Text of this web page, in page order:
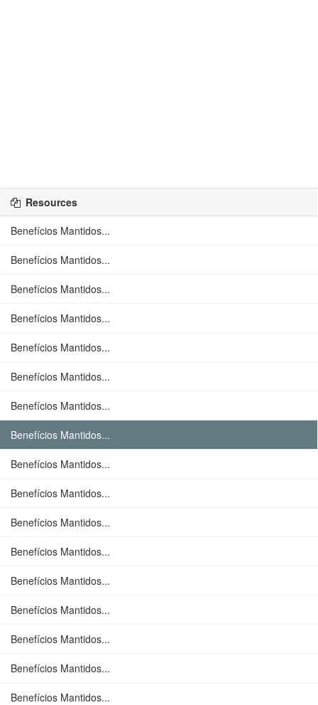
Resources
Benefícios Mantidos...
Benefícios Mantidos...
Benefícios Mantidos...
Benefícios Mantidos...
Benefícios Mantidos...
Benefícios Mantidos...
Benefícios Mantidos...
Benefícios Mantidos...
Benefícios Mantidos...
Benefícios Mantidos...
Benefícios Mantidos...
Benefícios Mantidos...
Benefícios Mantidos...
Benefícios Mantidos...
Benefícios Mantidos...
Benefícios Mantidos...
Benefícios Mantidos...